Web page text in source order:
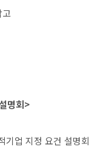
고
명회>
업 지정 요건 설명회